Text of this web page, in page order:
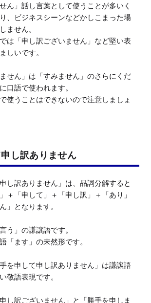
ん」話し言葉として使うことが多いく
、ビジネスシーンなどかしこまった場
ません。
は「申し訳ございません」など堅い表
しいです。
せん」は「すみません」のさらにくだ
口語で使われます。
使うことはできないので注意しましょ
し訳ありません
し訳ありません」は、品詞分解すると
＋「申して」＋「申し訳」＋「あり」
」となります。
う」の謙譲語です。
「ます」の未然形です。
を申して申し訳ありません」は謙譲語
敬語表現です。
し訳ございません」と「勝手を申しま